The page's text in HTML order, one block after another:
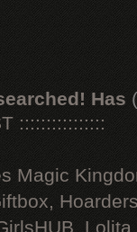
Has
::::::::::::::::
Magic
Lolita